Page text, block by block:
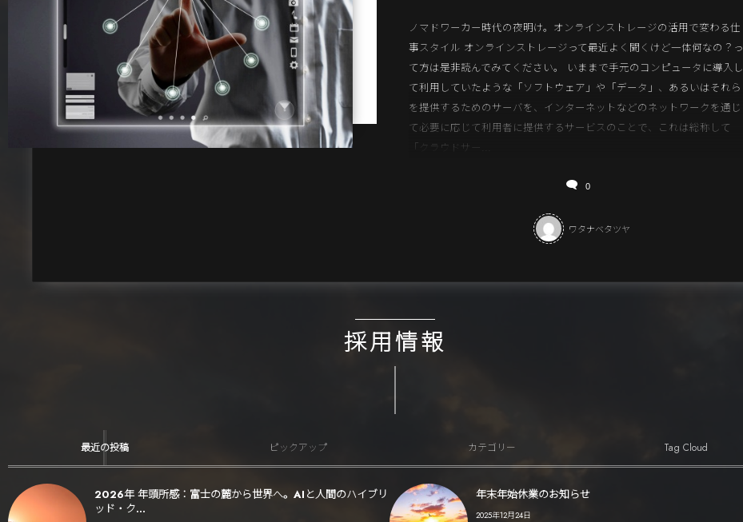
ノマドワーカー時代の夜明け。オンラインストレージの活用で変わる仕
事スタイル オンラインストレージって最近よく聞くけど一体何なの？っ
て方は是非読んでみてください。 いままで手元のコンピュータに導入し
て利用していたような「ソフトウェア」や「データ」、あるいはそれら
を提供するためのサーバを、インターネットなどのネットワークを通じ
て必要に応じて利用者に提供するサービスのことで、これは総称して
「クラウドサー...
0
ワタナベタツヤ
採用情報
最近の投稿 ピックアップ カテゴリー Tag Cloud
2026年 年頭所感：富士の麓から世界へ。AIと人間のハイブリ
ッド・ク...
年末年始休業のお知らせ
2025年12月24日